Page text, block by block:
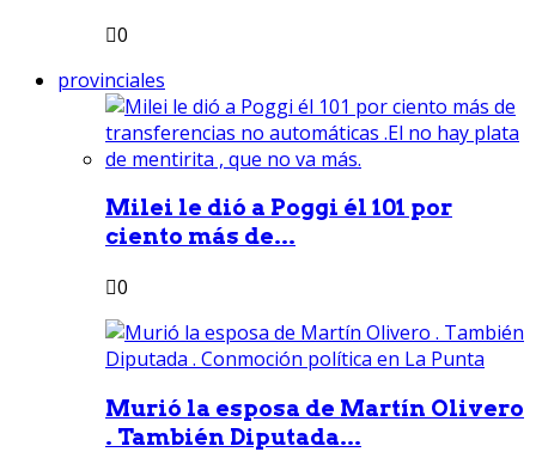
0
provinciales
Milei le dió a Poggi él 101 por
ciento más de...
0
Murió la esposa de Martín Olivero
. También Diputada...